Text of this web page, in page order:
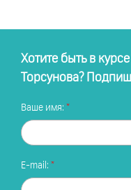
Хотите быть в
Торсунова?
Ваше имя:
E-mail: